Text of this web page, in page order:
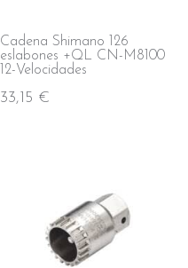
Cadena Shimano 126
eslabones +QL CN-M8100
12-Velocidades
33,15 €